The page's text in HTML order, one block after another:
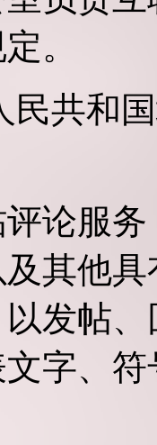
。
民共和
论服
其他
发帖
字、